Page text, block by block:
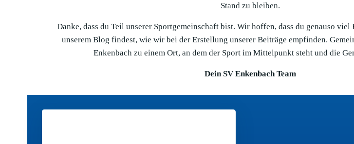
Stand zu bleiben.
Danke, dass du Teil unserer Sportgemeinschaft bist. Wir hoffen, dass du genauso
unserem Blog findest, wie wir bei der Erstellung unserer Beiträge empfinden.
Enkenbach zu einem Ort, an dem der Sport im Mittelpunkt steht und die
Dein SV Enkenbach Team